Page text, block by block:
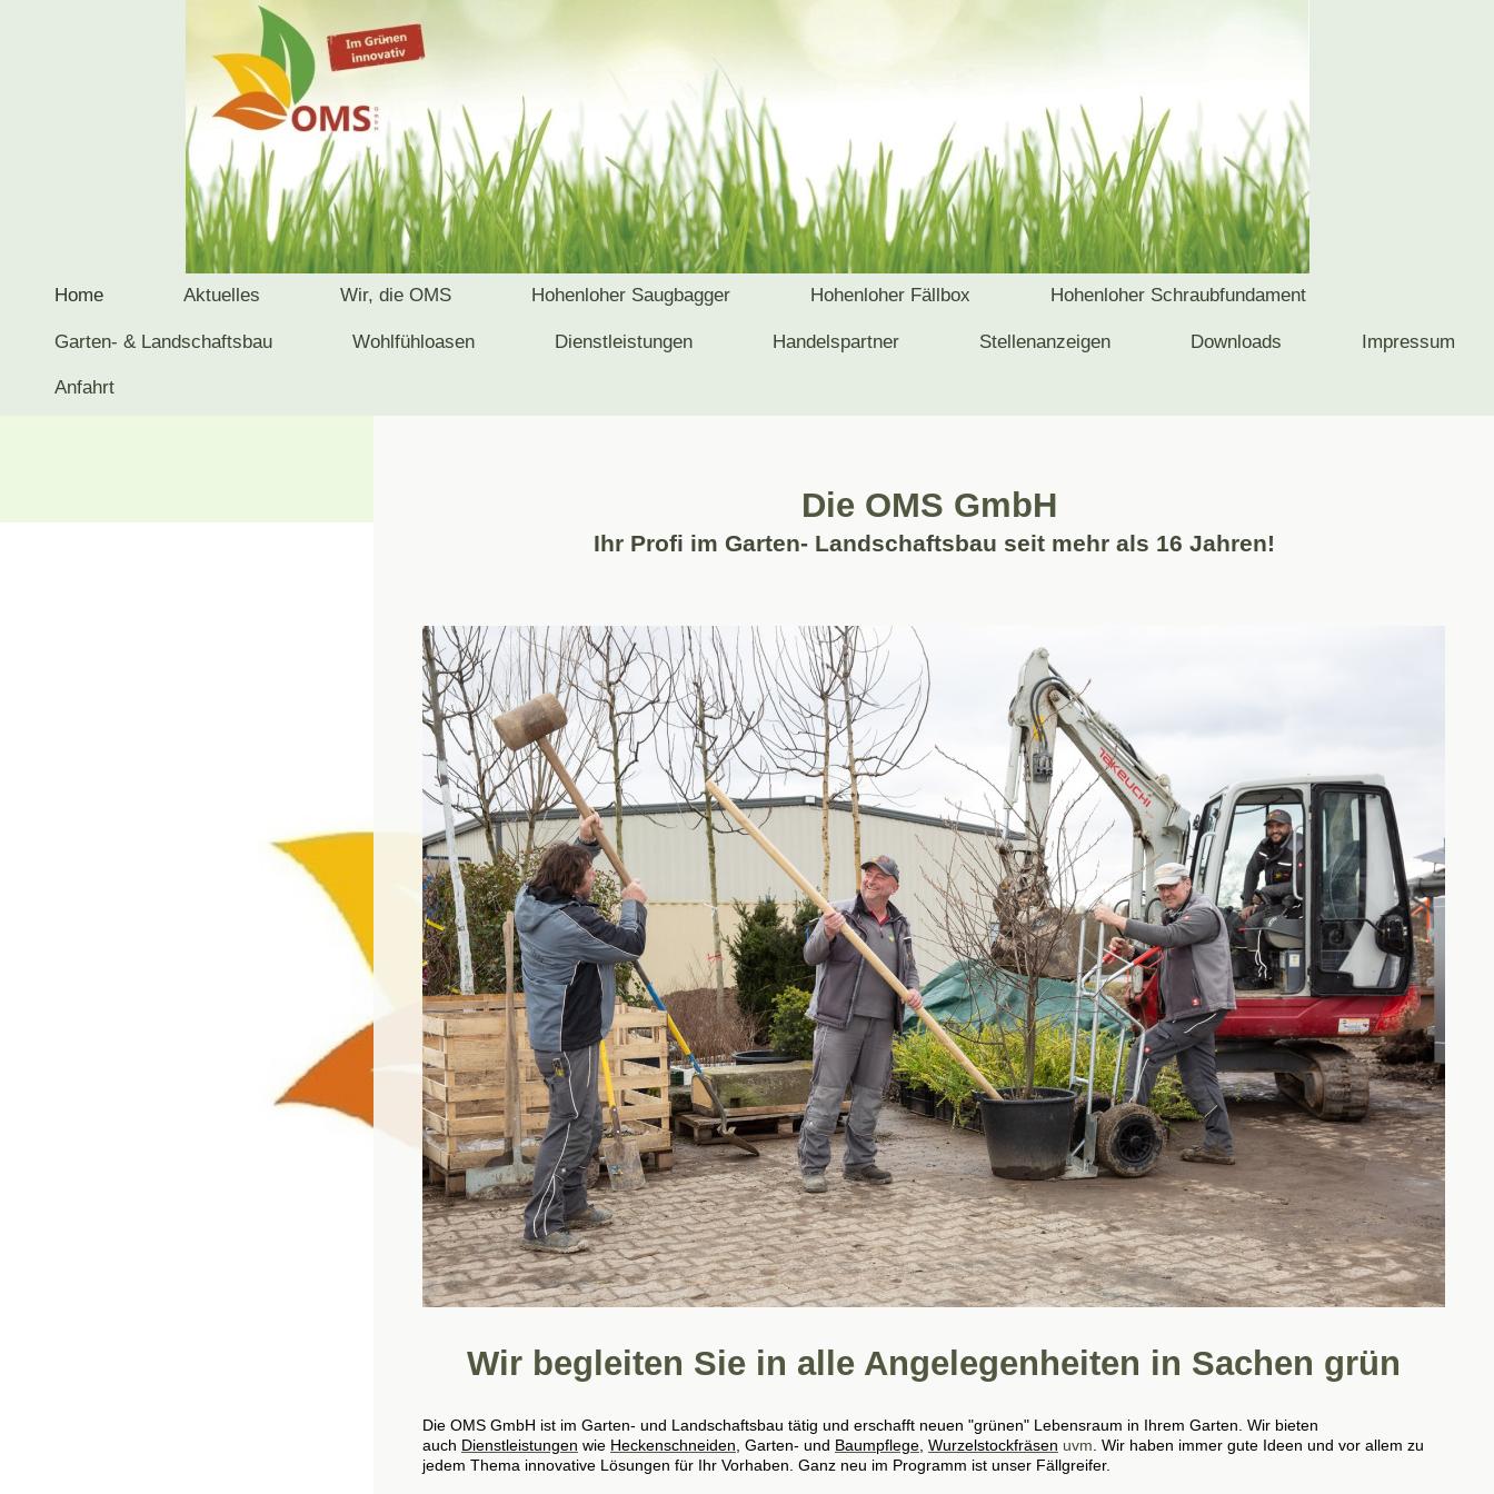
Home Aktuelles Wir, die OMS Hohenloher Saugbagger Hohenloher Fällbox Hohenloher Schraubfundament
Garten- & Landschaftsbau Wohlfühloasen Dienstleistungen Handelspartner Stellenanzeigen Downloads Impressum
Anfahrt
Die OMS GmbH
Ihr Profi im Garten- Landschaftsbau seit mehr als 16 Jahren!
Wir begleiten Sie in alle Angelegenheiten in Sachen grün
Die OMS GmbH ist im Garten- und Landschaftsbau tätig und erschafft neuen "grünen" Lebensraum in Ihrem Garten. Wir bieten
auch Dienstleistungen wie Heckenschneiden, Garten- und Baumpflege, Wurzelstockfräsen uvm. Wir haben immer gute Ideen und vor allem zu
jedem Thema innovative Lösungen für Ihr Vorhaben. Ganz neu im Programm ist unser Fällgreifer.